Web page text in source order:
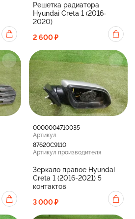
Решетка радиатора
Hyundai Creta 1 (2016-
2020)
2 600 ₽
0000004710035
Артикул
87620C9110
Артикул производителя
Зеркало правое Hyundai
Creta 1 (2016-2021) 5
контактов
3 000 ₽